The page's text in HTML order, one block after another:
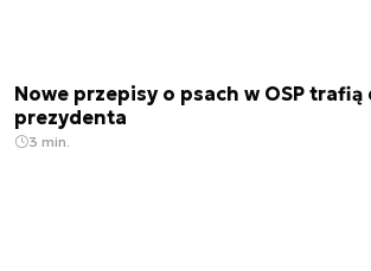
Nowe przepisy o psach w OSP trafią
prezydenta
3 min.